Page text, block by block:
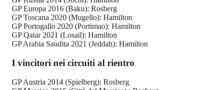
GP Europa 2016 (Baku): Rosberg
GP Toscana 2020 (Mugello): Hamilton
GP Portogallo 2020 (Portimao): Hamilton
GP Qatar 2021 (Losail): Hamilton
GP Arabia Saudita 2021 (Jeddah): Hamilton
I vincitori nei circuiti al rientro
GP Austria 2014 (Spielberg): Rosberg